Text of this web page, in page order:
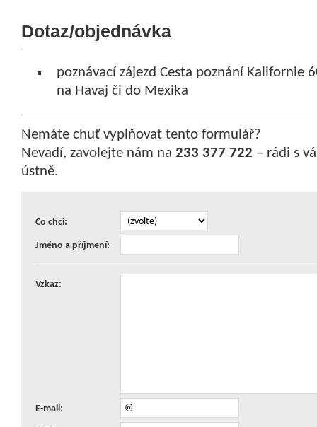
Dotaz/objednávka
poznávací zájezd Cesta poznání Kalifornie
na Havaj či do Mexika
Nemáte chuť vyplňovat tento formulář?
Nevadí, zavolejte nám na 233 377 722 – rádi s
ústně.
Co chci:
Jméno a příjmení:
Vzkaz:
E-mail: